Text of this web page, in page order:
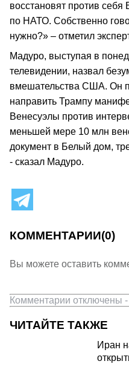
восстановят против себя
по НАТО. Собственно
нужно?» – отметил
Мадуро, выступая в
телевидении, назвал
вмешательства США. Он
направить Трампу
Венесуэлы против
меньшей мере 10 млн
документ в Белый дом,
- сказал Мадуро.
КОММЕНТАРИИ(0)
Вы можете оставить
Комментарии отключены
ЧИТАЙТЕ ТАКЖЕ
Иран